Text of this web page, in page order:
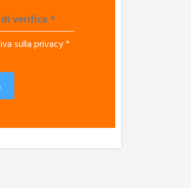
sulla privacy*